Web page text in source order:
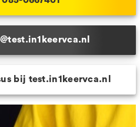
bij test.in1keervca.nl